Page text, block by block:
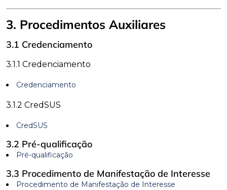
3. Procedimentos Auxiliares
3.1 Credenciamento
3.1.1 Credenciamento
Credenciamento
3.1.2 CredSUS
CredSUS
3.2 Pré-qualificação
Pré-qualificação
3.3 Procedimento de Manifestação de Interesse
Procedimento de Manifestação de Interesse